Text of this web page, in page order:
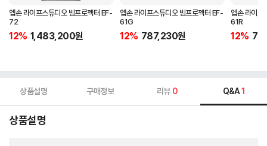
엡손 라이프스튜디오 빔프로젝터 EF-
72
12% 1,483,200원
엡손 라이프스튜디오 빔프로젝터 EF-
61G
12% 787,230원
엡손 라이프
61R
12%
상품설명 구매정보 리뷰 0 Q&A1
상품설명